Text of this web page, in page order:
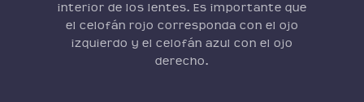
interior de los lentes. Es importante que
el celofán rojo corresponda con el ojo
izquierdo y el celofán azul con el ojo
derecho.